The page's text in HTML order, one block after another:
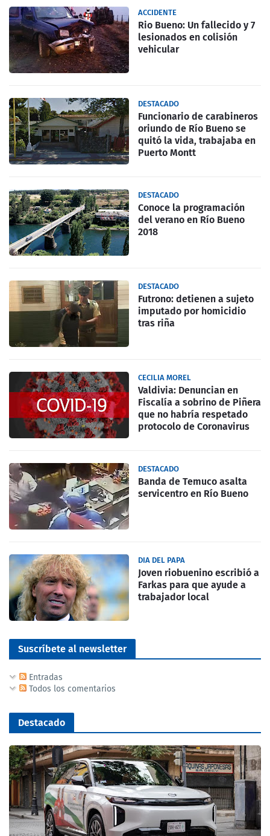
ACCIDENTE
Rio Bueno: Un fallecido y 7
lesionados en colisión
vehicular
DESTACADO
Funcionario de carabineros
oriundo de Río Bueno se
quitó la vida, trabajaba en
Puerto Montt
DESTACADO
Conoce la programación
del verano en Río Bueno
2018
DESTACADO
Futrono: detienen a sujeto
imputado por homicidio
tras riña
CECILIA MOREL
Valdivia: Denuncian en
Fiscalía a sobrino de Piñera
que no habría respetado
protocolo de Coronavirus
DESTACADO
Banda de Temuco asalta
servicentro en Río Bueno
DIA DEL PAPA
Joven riobuenino escribió a
Farkas para que ayude a
trabajador local
Suscríbete al newsletter
Entradas
Todos los comentarios
Destacado